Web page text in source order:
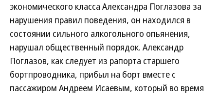
экономического класса Александра Поглазова за
нарушения правил поведения, он находился в
состоянии сильного алкогольного опьянения,
нарушал общественный порядок. Александр
Поглазов, как следует из рапорта старшего
бортпроводника, прибыл на борт вместе с
пассажиром Андреем Исаевым, который во время